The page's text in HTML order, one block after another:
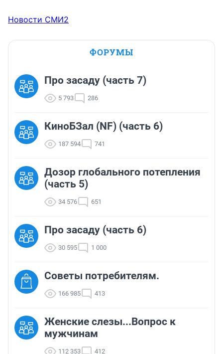
Новости СМИ2
ФОРУМЫ
Про засаду (часть 7)
5 793 286
КиноБЗал (NF) (часть 6)
187 594 741
Дозор глобального потепления
(часть 5)
34 576 651
Про засаду (часть 6)
30 595 1 000
Советы потребителям.
166 985 413
Женские слезы...Вопрос к
мужчинам
112 353 412